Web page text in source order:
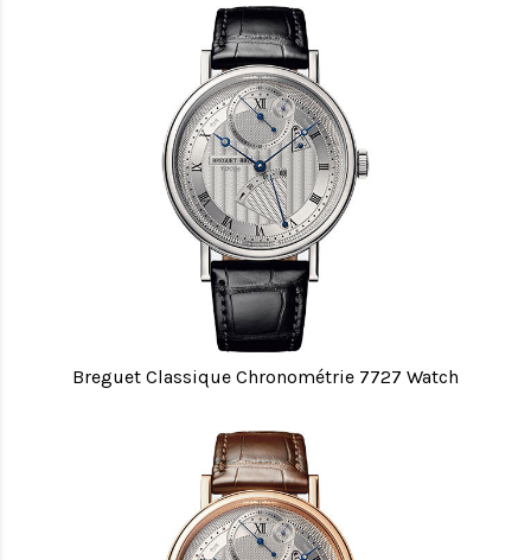
Breguet Classique Chronométrie 7727 Watch